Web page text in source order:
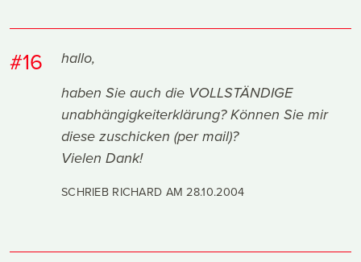
#16
hallo,
haben Sie auch die VOLLSTÄNDIGE
unabhängigkeiterklärung? Können Sie mir
diese zuschicken (per mail)?
Vielen Dank!
SCHRIEB RICHARD AM28.10.2004